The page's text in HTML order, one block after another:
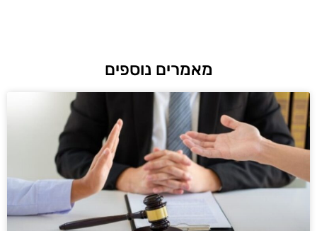
מאמרים נוספים